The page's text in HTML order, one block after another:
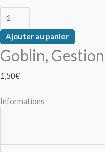
Ajouter au panier
Goblin,
1,50€
Informations